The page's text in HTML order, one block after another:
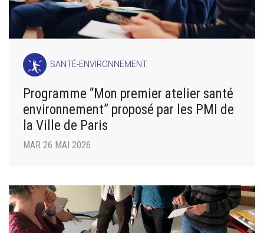
SANTÉ-ENVIRONNEMENT
Programme “Mon premier atelier santé
environnement” proposé par les PMI de
la Ville de Paris
MAR 26 MAI 2026